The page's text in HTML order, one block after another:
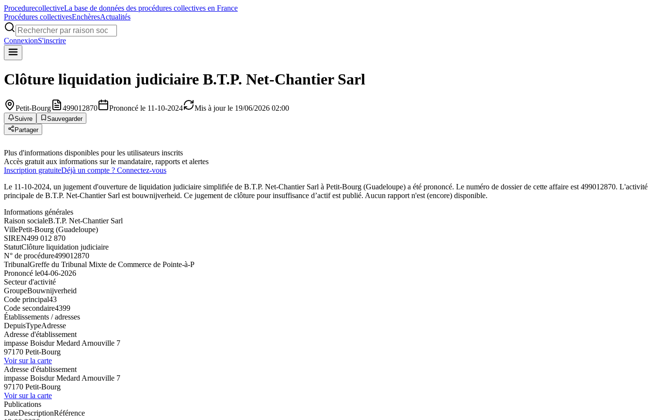
ProcedurecollectiveLa base de données des procédures collectives en France
Procédures collectivesEnchèresActualités
ConnexionS'inscrire
Clôture liquidation judiciaire B.T.P. Net-Chantier Sarl
Petit-Bourg 499012870 Prononcé le 11-10-2024 Mis à jour le 19/06/2026 02:00
Suivre
Sauvegarder
Partager
Plus d'informations disponibles pour les utilisateurs inscrits
Accès gratuit aux informations sur le mandataire, rapports et alertes
Inscription gratuiteDéjà un compte ? Connectez-vous
Le 11-10-2024, un jugement d'ouverture de liquidation judiciaire simplifiée de B.T.P. Net-Chantier Sarl à Petit-Bourg (Guadeloupe) a été prononcé. Le numéro de dossier de cette affaire est 499012870. L'activité
principale de B.T.P. Net-Chantier Sarl est bouwnijverheid. Ce jugement de clôture pour insuffisance d’actif est publié. Aucun rapport n'est (encore) disponible.
Informations générales
Raison socialeB.T.P. Net-Chantier Sarl
VillePetit-Bourg (Guadeloupe)
SIREN499 012 870
StatutClôture liquidation judiciaire
N° de procédure499012870
TribunalGreffe du Tribunal Mixte de Commerce de Pointe-à-P
Prononcé le04-06-2026
Secteur d'activité
GroupeBouwnijverheid
Code principal43
Code secondaire4399
Établissements / adresses
DepuisTypeAdresse
Adresse d'établissement
impasse Boisdur Medard Arnouville 7
97170 Petit-Bourg
Voir sur la carte
Adresse d'établissement
impasse Boisdur Medard Arnouville 7
97170 Petit-Bourg
Voir sur la carte
Publications
DateDescriptionRéférence